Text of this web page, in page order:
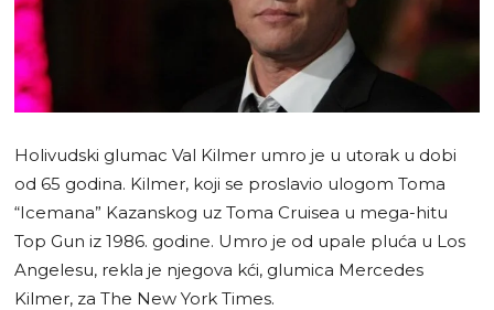
Holivudski glumac Val Kilmer umro je u utorak u dobi
od 65 godina. Kilmer, koji se proslavio ulogom Toma
“Icemana” Kazanskog uz Toma Cruisea u mega-hitu
Top Gun iz 1986. godine. Umro je od upale pluća u Los
Angelesu, rekla je njegova kći, glumica Mercedes
Kilmer, za The New York Times.